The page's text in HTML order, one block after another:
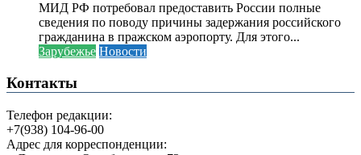
МИД РФ потребовал предоставить России полные
сведения по поводу причины задержания российского
гражданина в пражском аэропорту. Для этого...
Зарубежье Новости
Контакты
Телефон редакции:
+7(938) 104-96-00
Адрес для корреспонденции: